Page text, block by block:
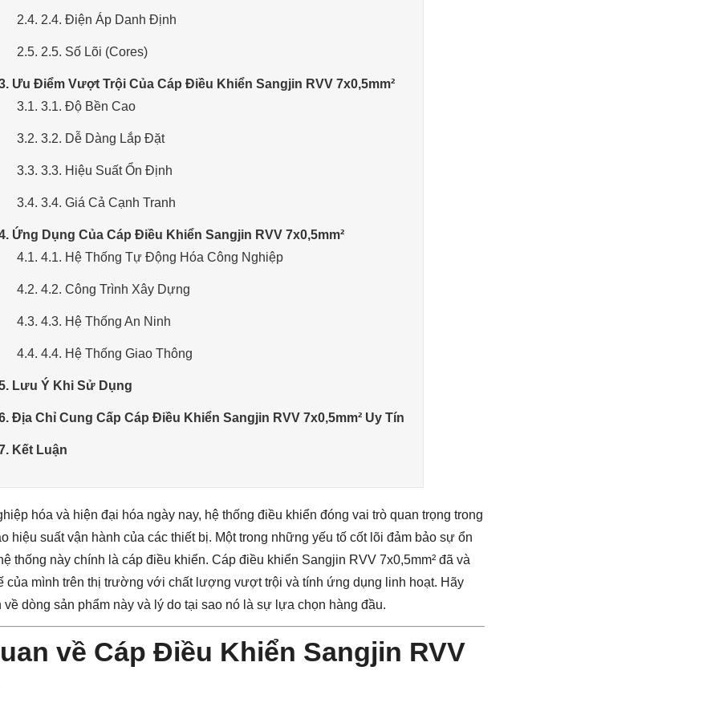
2.4. 2.4. Điện Áp Danh Định
2.5. 2.5. Số Lõi (Cores)
Ưu Điểm Vượt Trội Của Cáp Điều Khiển Sangjin RVV 7x0,5mm²
3.1. 3.1. Độ Bền Cao
3.2. 3.2. Dễ Dàng Lắp Đặt
3.3. 3.3. Hiệu Suất Ổn Định
3.4. 3.4. Giá Cả Cạnh Tranh
Ứng Dụng Của Cáp Điều Khiển Sangjin RVV 7x0,5mm²
4.1. 4.1. Hệ Thống Tự Động Hóa Công Nghiệp
4.2. 4.2. Công Trình Xây Dựng
4.3. 4.3. Hệ Thống An Ninh
4.4. 4.4. Hệ Thống Giao Thông
Lưu Ý Khi Sử Dụng
Địa Chỉ Cung Cấp Cáp Điều Khiển Sangjin RVV 7x0,5mm² Uy Tín
Kết Luận
hóa và hiện đại hóa ngày nay, hệ thống điều khiển đóng vai trò quan trọng trong
hiệu suất vận hành của các thiết bị. Một trong những yếu tố cốt lõi đảm bảo sự ổn
thống này chính là cáp điều khiển. Cáp điều khiển Sangjin RVV 7x0,5mm² đã và
của mình trên thị trường với chất lượng vượt trội và tính ứng dụng linh hoạt. Hãy
dòng sản phẩm này và lý do tại sao nó là sự lựa chọn hàng đầu.
về Cáp Điều Khiển Sangjin RVV